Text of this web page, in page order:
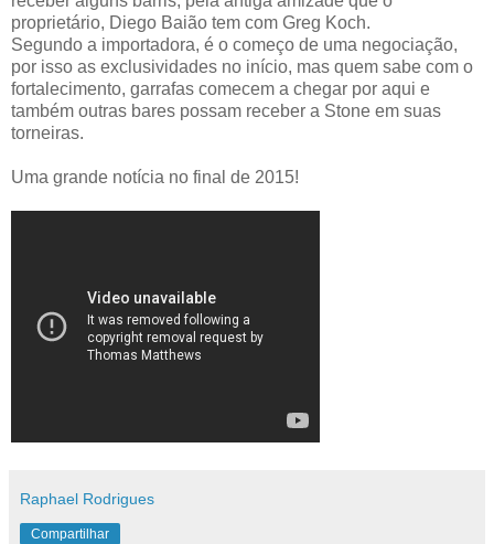
proprietário, Diego Baião tem com Greg Koch.
Segundo a importadora, é o começo de uma negociação,
por isso as exclusividades no início, mas quem sabe com o
fortalecimento, garrafas comecem a chegar por aqui e
também outras bares possam receber a Stone em suas
torneiras.
Uma grande notícia no final de 2015!
Raphael Rodrigues
Compartilhar